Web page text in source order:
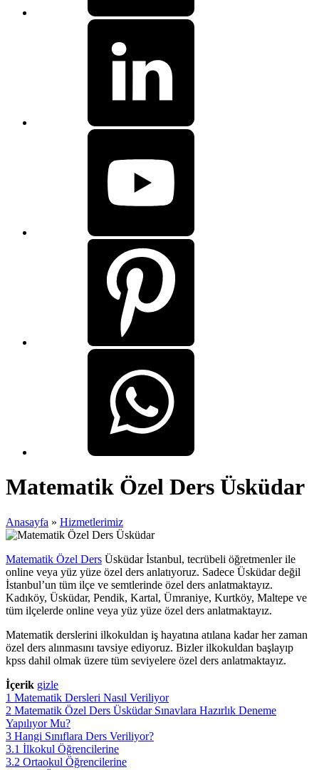
Matematik Özel Ders Üsküdar
Anasayfa » Hizmetlerimiz
Matematik Özel Ders Üsküdar İstanbul, tecrübeli öğretmenler ile
online veya yüz yüze özel ders anlatıyoruz. Sadece Üsküdar değil
İstanbul’un tüm ilçe ve semtlerinde özel ders anlatmaktayız.
Kadıköy, Üsküdar, Pendik, Kartal, Ümraniye, Kurtköy, Maltepe ve
tüm ilçelerde online veya yüz yüze özel ders anlatmaktayız.
Matematik derslerini ilkokuldan iş hayatına atılana kadar her zaman
özel ders alınmasını tavsiye ediyoruz. Bizler ilkokuldan başlayıp
kpss dahil olmak üzere tüm seviyelere özel ders anlatmaktayız.
İçerik gizle
1 Matematik Dersleri Nasıl Veriliyor
2 Matematik Özel Ders Üsküdar Sınavlara Hazırlık Deneme
Yapılıyor Mu?
3 Hangi Sınıflara Ders Veriliyor?
3.1 İlkokul Öğrencilerine
3.2 Ortaokul Öğrencilerine